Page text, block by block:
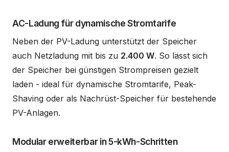
AC-Ladung für dynamische Stromtarife
Neben der PV-Ladung unterstützt der Speicher
auch Netzladung mit bis zu 2.400 W. So lässt sich
der Speicher bei günstigen Strompreisen gezielt
laden - ideal für dynamische Stromtarife, Peak-
Shaving oder als Nachrüst-Speicher für bestehende
PV-Anlagen.
Modular erweiterbar in 5-kWh-Schritten